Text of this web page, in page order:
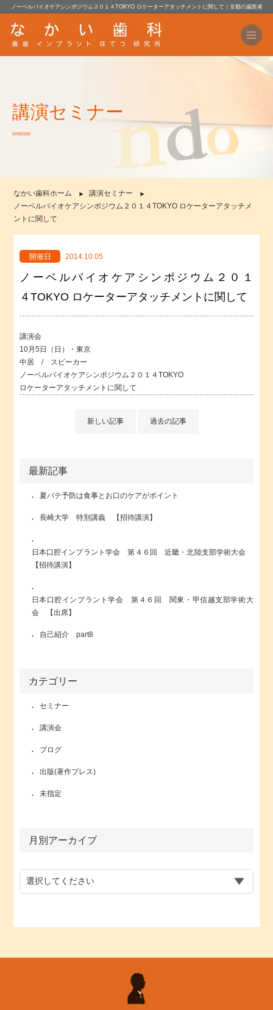
ノーベルバイオケアシンポジウム２０１４TOKYO ロケーターアタッチメントに関して｜京都の歯医者
講演セミナー
seminar
なかい歯科ホーム
講演セミナー
ノーベルバイオケアシンポジウム２０１４TOKYO ロケーターアタッチメ
ントに関して
開催日 2014.10.05
ノーベルバイオケアシンポジウム２０１
４TOKYO ロケーターアタッチメントに関して
講演会
10月5日（日）・東京
中居 / スピーカー
ノーベルバイオケアシンポジウム２０１４TOKYO
ロケーターアタッチメントに関して
新しい記事 過去の記事
最新記事
夏バテ予防は食事とお口のケアがポイント
長崎大学 特別講義 【招待講演】
日本口腔インプラント学会 第４６回 近畿・北陸支部学術大会
【招待講演】
日本口腔インプラント学会 第４６回 関東・甲信越支部学術大
会 【出席】
自己紹介 part8
カテゴリー
セミナー
講演会
ブログ
出版(著作プレス)
未指定
月別アーカイブ